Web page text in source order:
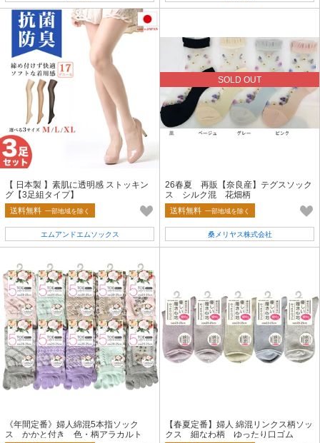
【 日本製 】素肌に透明感 ストッキン
グ【3足組タイプ】
送料無料 一部地域を除く
エムアンドエムソックス
SOLD OUT
26春夏 再販【奈良産】テグスソック
ス シルク混 花畑柄
送料無料 一部地域を除く
桑メリヤス株式会社
《年間定番》婦人綿混5本指ソック
ス かかと付き 色・柄アラカルト
【春夏定番】婦人 綿混リンクス柄ソッ
クス 細なわ柄 ゆったり口ゴム